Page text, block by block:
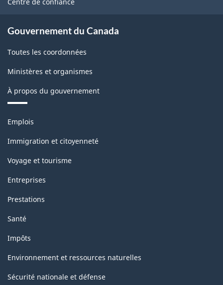
-
la
classification
Gouvernement du Canada
Toutes les coordonnées
Ministères et organismes
À propos du gouvernement
Thèmes
sujets
Emplois
Immigration et citoyenneté
Voyage et tourisme
Entreprises
Prestations
Santé
Impôts
Environnement et ressources naturelles
Sécurité nationale et défense